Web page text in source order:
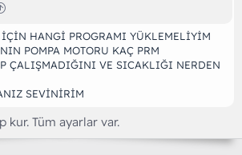
HANGİ PROGRAMI YÜKLEMELİYİM
POMPA MOTORU KAÇ PRM
ÇALIŞMADIĞINI VE SICAKLIĞI NERDEN
SEVİNİRİM
kur. Tüm ayarlar var.